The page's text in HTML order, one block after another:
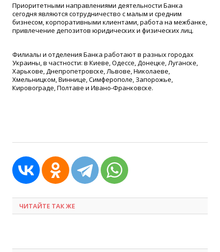
Приоритетными направлениями деятельности Банка
сегодня являются сотрудничество с малым и средним
бизнесом, корпоративными клиентами, работа на межбанке,
привлечение депозитов юридических и физических лиц.
Филиалы и отделения Банка работают в разных городах
Украины, в частности: в Киеве, Одессе, Донецке, Луганске,
Харькове, Днепропетровске, Львове, Николаеве,
Хмельницком, Виннице, Симферополе, Запорожье,
Кировограде, Полтаве и Ивано-Франковске.
ЧИТАЙТЕ ТАК ЖЕ